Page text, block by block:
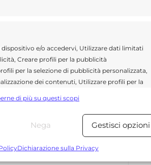
e/o accedervi, Utilizzare dati limitati
Creare profili per la pubblicità
per la selezione di pubblicità personalizzata,
dei contenuti, Utilizzare profili per la
selezione dei contenuti.
Sempre
provenienti da altre fonti di dati,
di più su questi scopi
Nega Gestisci opzioni
Dichiarazione sulla Privacy
di
soprattutto se si soffre di
diete pubblicate sul
Share